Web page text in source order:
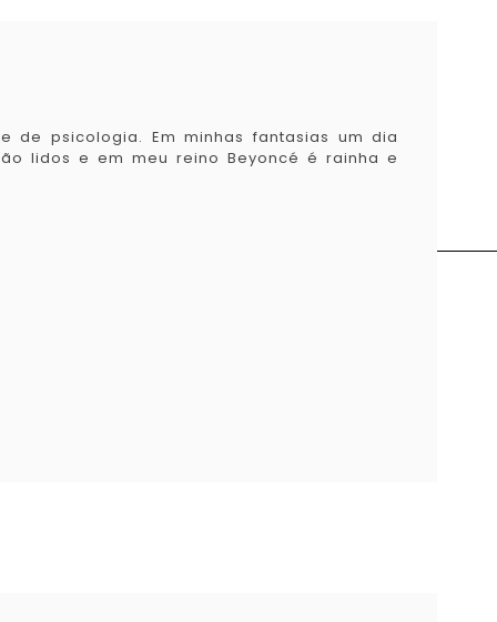
de psicologia. Em minhas fantasias um dia
lidos e em meu reino Beyoncé é rainha e